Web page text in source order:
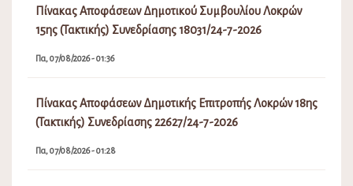
Πίνακας Αποφάσεων Δημοτικού Συμβουλίου Λοκρών
15ης (Τακτικής) Συνεδρίασης 18031/24-7-2026
Πα, 07/08/2026 - 01:36
Πίνακας Αποφάσεων Δημοτικής Επιτροπής Λοκρών 18ης
(Τακτικής) Συνεδρίασης 22627/24-7-2026
Πα, 07/08/2026 - 01:28